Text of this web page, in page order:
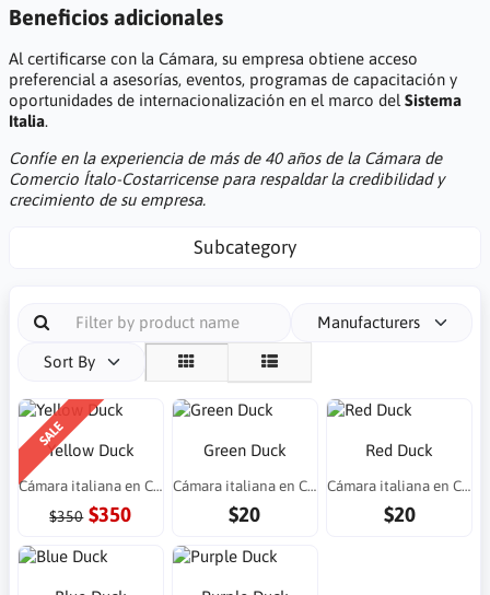
Beneficios adicionales
Al certificarse con la Cámara, su empresa obtiene acceso
preferencial a asesorías, eventos, programas de capacitación y
oportunidades de internacionalización en el marco del Sistema
Italia.
Confíe en la experiencia de más de 40 años de la Cámara de
Comercio Ítalo-Costarricense para respaldar la credibilidad y
crecimiento de su empresa.
Subcategory
Manufacturers
Sort By
SALE
Yellow Duck
Cámara italiana en Costa Rica
$350 $350
Green Duck
Cámara italiana en Costa Rica
$20
Red Duck
Cámara italiana en Costa Rica
$20